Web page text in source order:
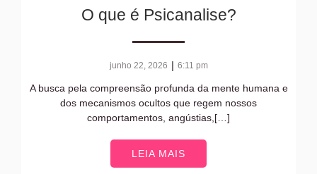
O que é Psicanalise?
junho 22, 2026 | 6:11 pm
A busca pela compreensão profunda da mente humana e
dos mecanismos ocultos que regem nossos
comportamentos, angústias,[…]
LEIA MAIS